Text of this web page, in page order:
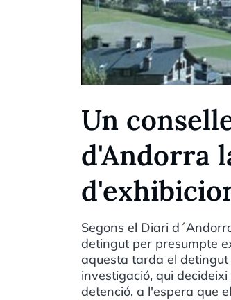
Un
d'Andorra
Segons el Diari
detingut per presumpte
aquesta tarda el detingut
investigació, qui
detenció, a l'espera que